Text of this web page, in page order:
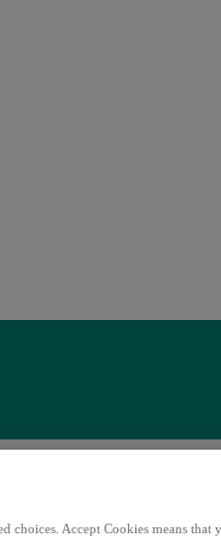
choices. Accept Cookies means that